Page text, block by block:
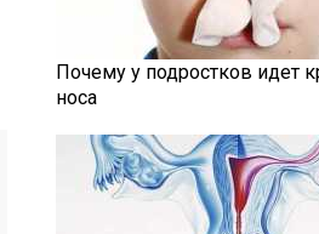
Почему у подростков идет
носа